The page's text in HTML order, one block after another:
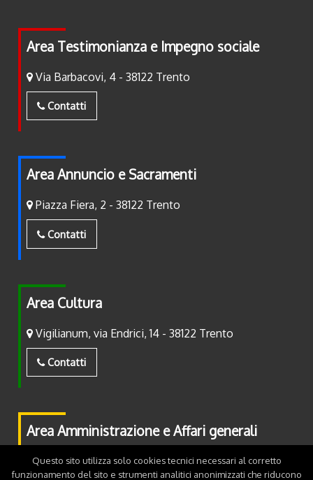
Area Testimonianza e Impegno sociale
Via Barbacovi, 4 - 38122 Trento
Contatti
Area Annuncio e Sacramenti
Piazza Fiera, 2 - 38122 Trento
Contatti
Area Cultura
Vigilianum, via Endrici, 14 - 38122 Trento
Contatti
Area Amministrazione e Affari generali
Piazza Fiera, 2 - 38122 Trento
Questo sito utilizza solo cookies tecnici necessari al corretto
funzionamento del sito e strumenti analitici anonimizzati che riducono